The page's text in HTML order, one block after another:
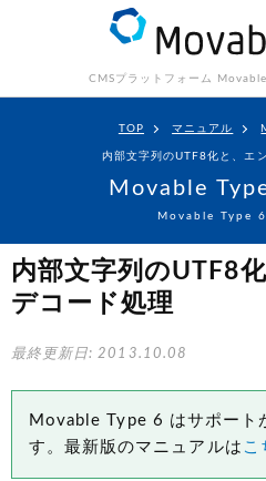
CMSプラットフォーム
TOP マニュアル
内部文字列のUTF8化と、エ
Movable
Movable Type 6
内部文字列のUTF8
デコード処理
最終更新日: 2013.10.08
Movable Type 6 はサポート
す。最新版のマニュアルは こ